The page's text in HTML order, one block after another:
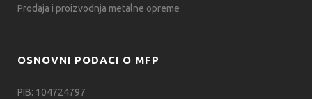
Prodaja i proizvodnja metalne opreme
OSNOVNI PODACI O MFP
PIB: 104724797